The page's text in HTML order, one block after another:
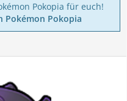
Pokopia für euch!
Pokémon Pokopia